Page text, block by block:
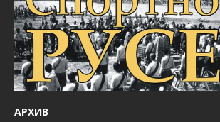
АРХИВ